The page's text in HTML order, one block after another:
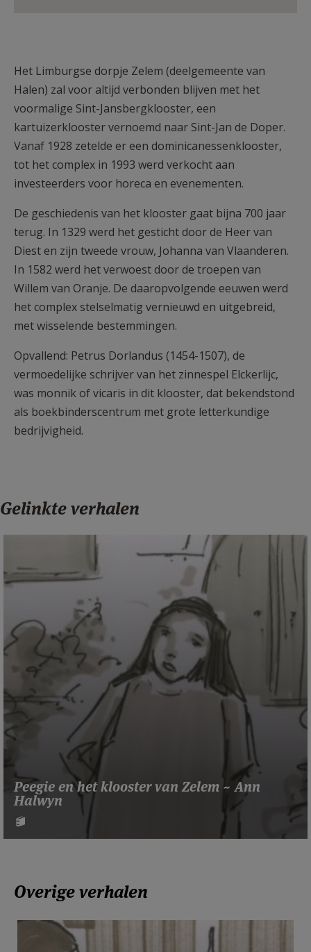
Het Limburgse dorpje Zelem (deelgemeente van
Halen) zal voor altijd verbonden blijven met het
voormalige Sint-Jansbergklooster, een
kartuizerklooster vernoemd naar Sint-Jan de Doper.
Vanaf 1928 zetelde er een dominicanessenklooster,
tot het complex in 1993 werd verkocht aan
investeerders voor horeca en evenementen.
De geschiedenis van het klooster gaat bijna 700 jaar
terug. In 1329 werd het gesticht door de Heer van
Diest en zijn tweede vrouw, Johanna van Vlaanderen.
In 1582 werd het verwoest door de troepen van
Willem van Oranje. De daaropvolgende eeuwen werd
het complex stelselmatig vernieuwd en uitgebreid,
met wisselende bestemmingen.
Opvallend: Petrus Dorlandus (1454-1507), de
vermoedelijke schrijver van het zinnespel Elckerlijc,
was monnik of vicaris in dit klooster, dat bekendstond
als boekbinderscentrum met grote letterkundige
bedrijvigheid.
Gelinkte verhalen
Peegie en het klooster van Zelem ~ Ann
Halwyn
Overige verhalen